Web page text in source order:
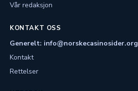
Vår redaksjon
KONTAKT OSS
Generelt: info@norskecasinosider.org
Kontakt
Rettelser